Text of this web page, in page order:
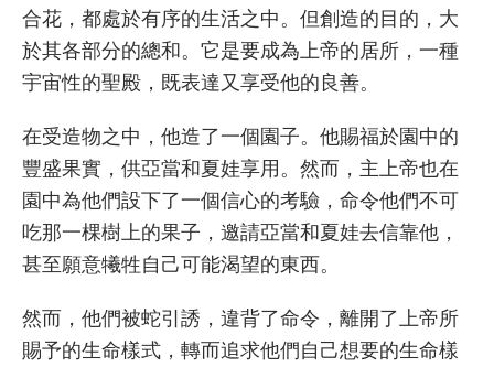
合花，都處於有序的生活之中。但創造的目的，大
於其各部分的總和。它是要成為上帝的居所，一種
宇宙性的聖殿，既表達又享受他的良善。
在受造物之中，他造了一個園子。他賜福於園中的
豐盛果實，供亞當和夏娃享用。然而，主上帝也在
園中為他們設下了一個信心的考驗，命令他們不可
吃那一棵樹上的果子，邀請亞當和夏娃去信靠他，
甚至願意犧牲自己可能渴望的東西。
然而，他們被蛇引誘，違背了命令，離開了上帝所
賜予的生命樣式，轉而追求他們自己想要的生命樣